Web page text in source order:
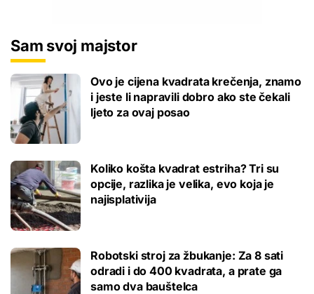
Sam svoj majstor
Ovo je cijena kvadrata krečenja, znamo
i jeste li napravili dobro ako ste čekali
ljeto za ovaj posao
Koliko košta kvadrat estriha? Tri su
opcije, razlika je velika, evo koja je
najisplativija
Robotski stroj za žbukanje: Za 8 sati
odradi i do 400 kvadrata, a prate ga
samo dva bauštelca